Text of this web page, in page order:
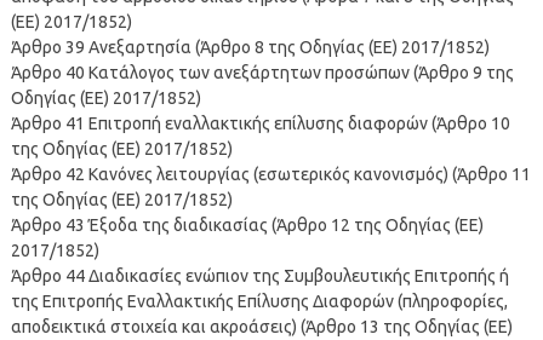
(ΕΕ) 2017/1852)
Άρθρο 39 Ανεξαρτησία (Άρθρο 8 της Οδηγίας (ΕΕ) 2017/1852)
Άρθρο 40 Κατάλογος των ανεξάρτητων προσώπων (Άρθρο 9 της
Οδηγίας (ΕΕ) 2017/1852)
Άρθρο 41 Επιτροπή εναλλακτικής επίλυσης διαφορών (Άρθρο 10
της Οδηγίας (ΕΕ) 2017/1852)
Άρθρο 42 Κανόνες λειτουργίας (εσωτερικός κανονισμός) (Άρθρο 11
της Οδηγίας (ΕΕ) 2017/1852)
Άρθρο 43 Έξοδα της διαδικασίας (Άρθρο 12 της Οδηγίας (ΕΕ)
2017/1852)
Άρθρο 44 Διαδικασίες ενώπιον της Συμβουλευτικής Επιτροπής ή
της Επιτροπής Εναλλακτικής Επίλυσης Διαφορών (πληροφορίες,
αποδεικτικά στοιχεία και ακροάσεις) (Άρθρο 13 της Οδηγίας (ΕΕ)